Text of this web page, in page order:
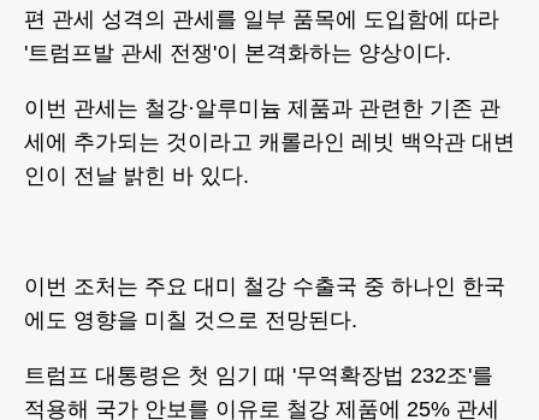
편 관세 성격의 관세를 일부 품목에 도입함에 따라
'트럼프발 관세 전쟁'이 본격화하는 양상이다.
이번 관세는 철강·알루미늄 제품과 관련한 기존 관
세에 추가되는 것이라고 캐롤라인 레빗 백악관 대변
인이 전날 밝힌 바 있다.
이번 조처는 주요 대미 철강 수출국 중 하나인 한국
에도 영향을 미칠 것으로 전망된다.
트럼프 대통령은 첫 임기 때 '무역확장법 232조'를
적용해 국가 안보를 이유로 철강 제품에 25% 관세